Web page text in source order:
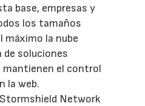
base, empresas y
los tamaños
máximo la nube
de soluciones
mantienen el control
la web.
Network